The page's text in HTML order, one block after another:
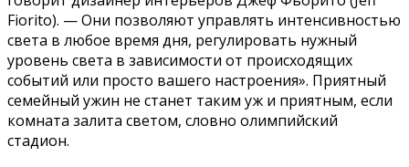
Fiorito). — Они позволяют управлять интенсивностью
света в любое время дня, регулировать нужный
уровень света в зависимости от происходящих
событий или просто вашего настроения». Приятный
семейный ужин не станет таким уж и приятным, если
комната залита светом, словно олимпийский
стадион.